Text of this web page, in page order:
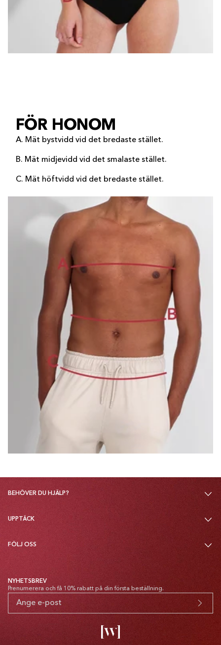
FÖR HONOM
A. Mät bystvidd vid det bredaste stället.
B. Mät midjevidd vid det smalaste stället.
C. Mät höftvidd vid det bredaste stället.
BEHÖVER DU HJÄLP?
UPPTÄCK
FÖLJ OSS
NYHETSBREV
Prenumerera och få 10% rabatt på din första beställning.